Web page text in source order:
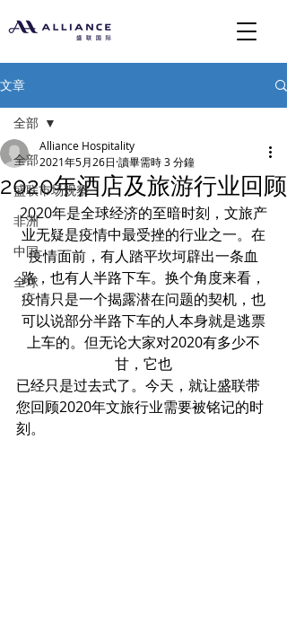
文章
全部
盛联市场观察
非洲
中国
全球
全部
2020年酒店及旅游行业回顾
Alliance Hospitality
2021年5月26日 讀畢需時 3 分鐘
2020年是全球经济的至暗时刻，文旅产
业无疑是疫情中最受挫的行业之一。在
疫情面前，有人踏平坎坷辟出一条血
路，也有人半路下车。换个角度来看，
疫情只是一个揭露潜在问题的契机，也
可以说部分半路下车的人本身就是逃票
上车的。但无论大家对2020有多少不
甘，它也
已经只是过去式了。今天，就让盛联带
您回顾2020年文旅行业需要被铭记的时
刻。